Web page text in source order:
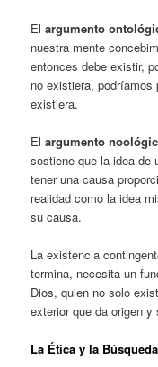
Elargumento
nuestra mente
entonces debe existir,
no existiera,
existiera.
Elargumento
sostiene que la idea de
tener una causa
realidad como la idea
su causa.
La existencia
termina, necesita un
Dios, quien no solo
exterior que da origen
La Ética y la